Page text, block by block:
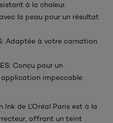
à la chaleur.
la peau pour un résultat
Adaptée à votre carnation
Conçu pour un
impeccable
de L'Oréal Paris est à la
offrant un teint